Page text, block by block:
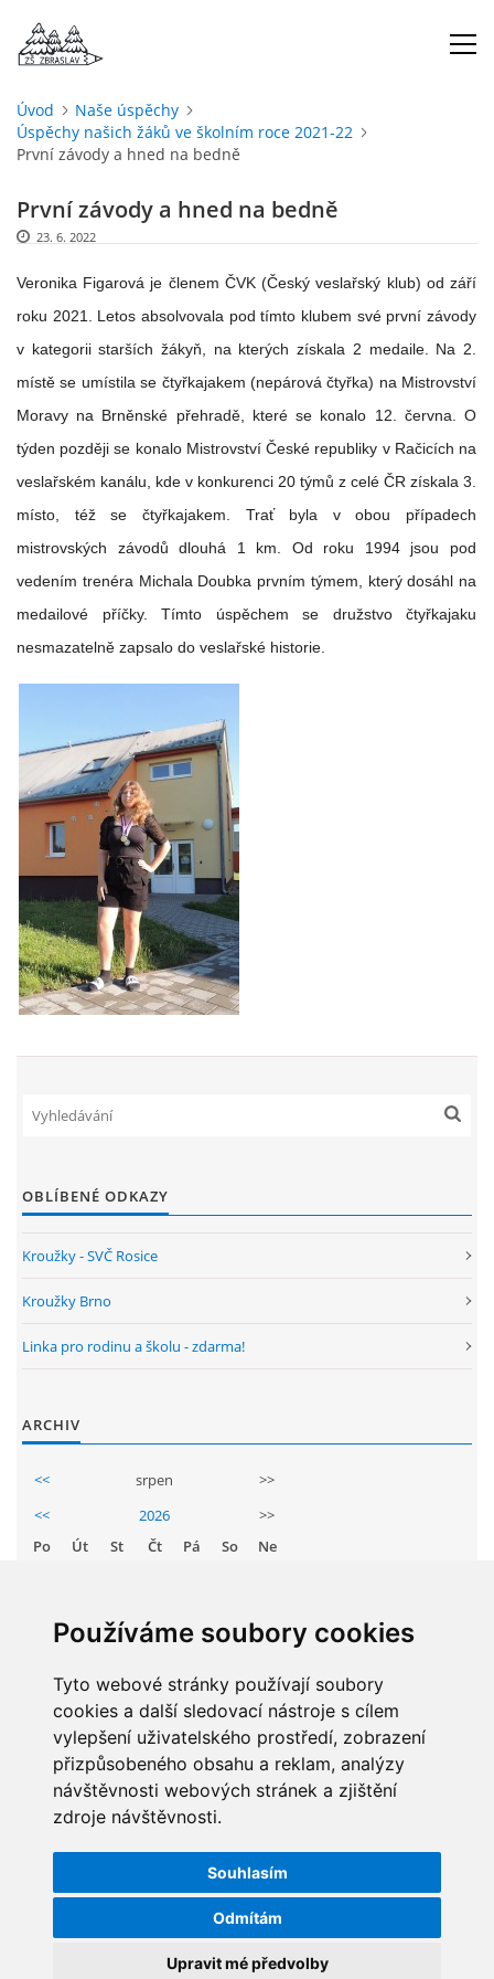
Používáme soubory cookies
Tyto webové stránky používají soubory
cookies a další sledovací nástroje s cílem
vylepšení uživatelského prostředí, zobrazení
přizpůsobeného obsahu a reklam, analýzy
návštěvnosti webových stránek a zjištění
zdroje návštěvnosti.
Souhlasím
Odmítám
Upravit mé předvolby
ÚVOD
O NÁS
ENVIRONMENTÁLNÍ VÝCHOVA
FOTOALBUM
ŠKOLNÍ JÍDELNA
ARCHIV
KROUŽKY
NAŠE ÚSPĚCHY
GDPR
REZERVAČNÍ SYSTÉM SPORTOVNÍ HALY
NEPOTŘEBNÝ MAJETEK
VOLNÁ PRACOVNÍ MÍSTA
ARBORETUM ŠKOLY
Základní škola, Zbraslav, okres Brno-venkov, příspěvková
organizace, IČ: 70994099
Komenského 280
Zbraslav
PSČ 664 84
606 946 586, datová schránka: 2hgmui6
Úvod
Naše úspěchy
Úspěchy našich žáků ve školním roce 2021-22
První závody a hned na bedně
První závody a hned na bedně
23. 6. 2022
Veronika Figarová je členem ČVK (Český veslařský klub) od září
roku 2021. Letos absolvovala pod tímto klubem své první závody
v kategorii starších žákyň, na kterých získala 2 medaile. Na 2.
místě se umístila se čtyřkajakem (nepárová čtyřka) na Mistrovství
Moravy na Brněnské přehradě, které se konalo 12. června. O
týden později se konalo Mistrovství České republiky v Račicích na
veslařském kanálu, kde v konkurenci 20 týmů z celé ČR získala 3.
místo, též se čtyřkajakem. Trať byla v obou případech
mistrovských závodů dlouhá 1 km. Od roku 1994 jsou pod
vedením trenéra Michala Doubka prvním týmem, který dosáhl na
medailové příčky. Tímto úspěchem se družstvo čtyřkajaku
nesmazatelně zapsalo do veslařské historie.
OBLÍBENÉ ODKAZY
Kroužky - SVČ Rosice
Kroužky Brno
Linka pro rodinu a školu - zdarma!
ARCHIV
<< srpen
>>
<<
2026
>>
Po
Út St Čt Pá So
Ne
11 12 13 14 15
16
18 19 20 21 22
23
25 26 27 28 29
30
STATISTIKY